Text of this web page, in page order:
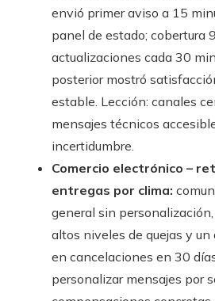
envió primer aviso a 15
panel de estado; cobertura
actualizaciones cada 30
posterior mostró
estable. Lección: canales
mensajes técnicos
incertidumbre.
Comercio electrónico –
entregas por clima:
general sin
altos niveles de quejas y
en cancelaciones en 30
personalizar mensajes por